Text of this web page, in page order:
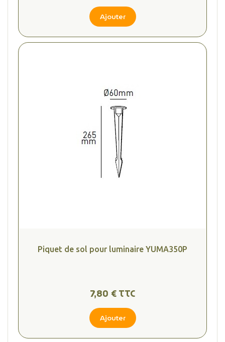
Ajouter
Piquet de sol pour luminaire YUMA350P
7,80 € TTC
Ajouter